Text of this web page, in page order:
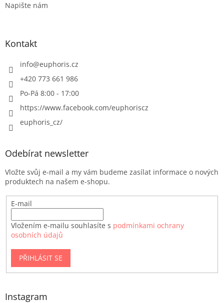
Napište nám
Kontakt
info@euphoris.cz
+420 773 661 986
Po-Pá 8:00 - 17:00
https://www.facebook.com/euphoriscz
euphoris_cz/
Odebírat newsletter
Vložte svůj e-mail a my vám budeme zasílat informace o nových
produktech na našem e-shopu.
E-mail
Vložením e-mailu souhlasíte s podmínkami ochrany
osobních údajů
PŘIHLÁSIT SE
Instagram